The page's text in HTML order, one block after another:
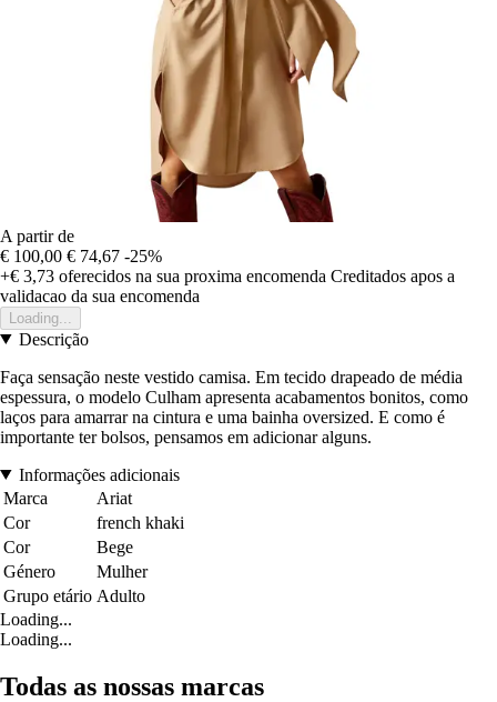
A partir de
€ 100,00 € 74,67 -25%
+€ 3,73 oferecidos na sua proxima encomenda Creditados apos a
validacao da sua encomenda
Loading...
Descrição
Faça sensação neste vestido camisa. Em tecido drapeado de média
espessura, o modelo Culham apresenta acabamentos bonitos, como
laços para amarrar na cintura e uma bainha oversized. E como é
importante ter bolsos, pensamos em adicionar alguns.
Informações adicionais
Marca
Ariat
Cor
french khaki
Cor
Bege
Género
Mulher
Grupo etário Adulto
Loading...
Loading...
Todas as nossas marcas